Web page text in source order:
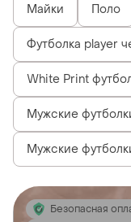
Майки Поло
Футболка player
White Print
Мужские
Мужские
Безопасная